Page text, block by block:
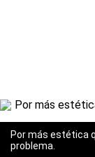
Por más estética
problema.